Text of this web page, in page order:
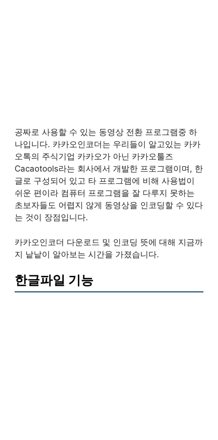
공짜로 사용할 수 있는 동영상 전환 프로그램중 하
나입니다. 카카오인코더는 우리들이 알고있는 카카
오톡의 주식기업 카카오가 아닌 카카오툴즈
Cacaotools라는 회사에서 개발한 프로그램이며, 한
글로 구성되어 있고 타 프로그램에 비해 사용법이
쉬운 편이라 컴퓨터 프로그램을 잘 다루지 못하는
초보자들도 어렵지 않게 동영상을 인코딩할 수 있다
는 것이 장점입니다.
카카오인코더 다운로드 및 인코딩 뜻에 대해 지금까
지 낱낱이 알아보는 시간을 가졌습니다.
한글파일 기능